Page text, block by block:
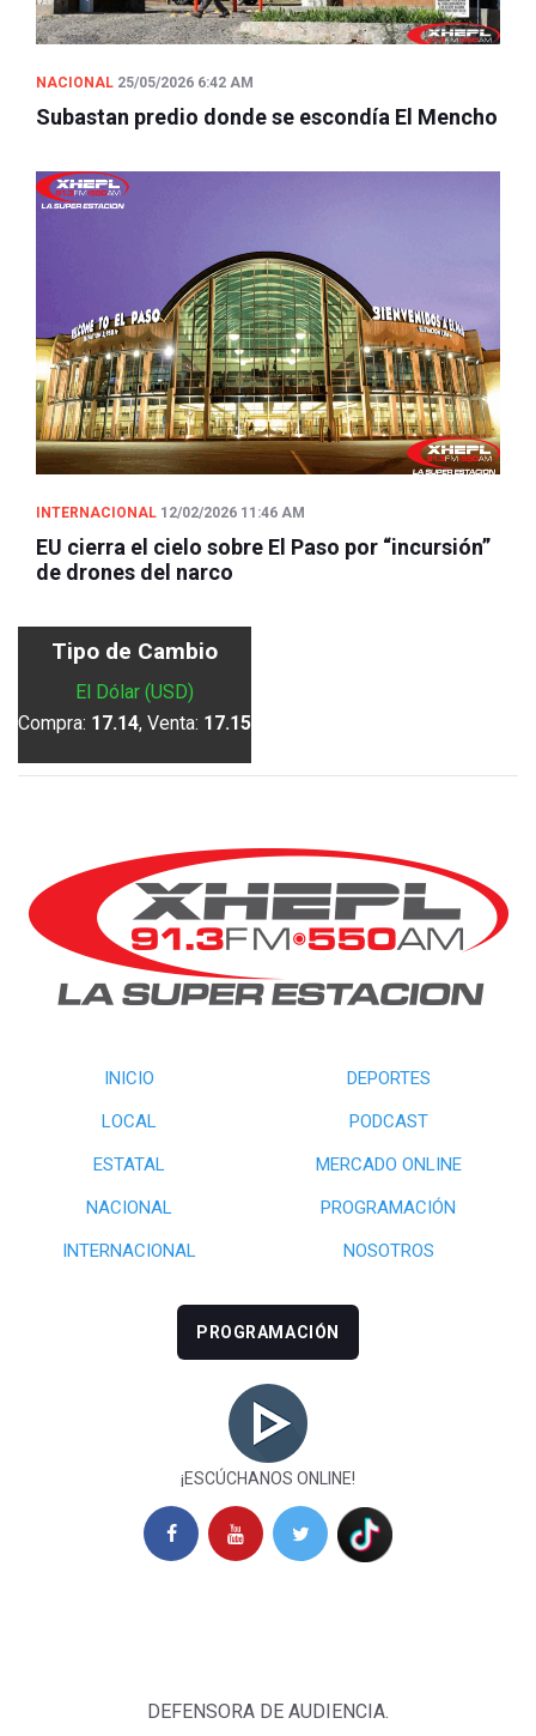
NACIONAL 25/05/2026 6:42 AM
Subastan predio donde se escondía El Mencho
INTERNACIONAL 12/02/2026 11:46 AM
EU cierra el cielo sobre El Paso por “incursión”
de drones del narco
Tipo de Cambio
El Dólar (USD)
Compra: 17.14, Venta: 17.15
INICIO
DEPORTES
LOCAL
PODCAST
ESTATAL
MERCADO ONLINE
NACIONAL
PROGRAMACIÓN
INTERNACIONAL
NOSOTROS
PROGRAMACIÓN
¡ESCÚCHANOS ONLINE!
DEFENSORA DE AUDIENCIA.